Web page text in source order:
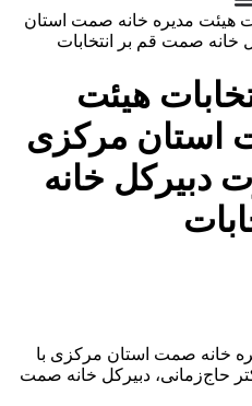
هیئت مدیره خانه صمت استان
خانه صمت قم بر انتخابات
هیئت
استان مرکزی
دبیرکل خانه
خانه صمت استان مرکزی با
حاج‌زمانی، دبیرکل خانه صمت